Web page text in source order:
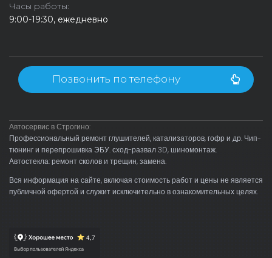
Часы работы:
9:00-19:30, ежедневно
Позвонить по телефону
Автосервис в Строгино:
Профессиональный ремонт глушителей, катализаторов, гофр и др. Чип-
тюнинг и перепрошивка ЭБУ. сход-развал 3D, шиномонтаж.
Автостекла: ремонт сколов и трещин, замена.
Вся информация на сайте, включая стоимость работ и цены не является
публичной офертой и служит исключительно в ознакомительных целях.